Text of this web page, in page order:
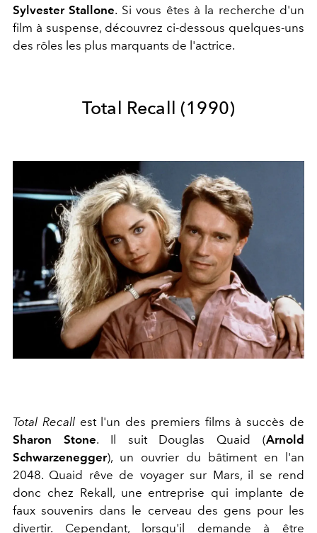
Sylvester Stallone. Si vous êtes à la recherche d'un
film à suspense, découvrez ci-dessous quelques-uns
des rôles les plus marquants de l'actrice.
Total Recall (1990)
Total Recall est l'un des premiers films à succès de
Sharon Stone. Il suit Douglas Quaid (Arnold
Schwarzenegger), un ouvrier du bâtiment en l'an
2048. Quaid rêve de voyager sur Mars, il se rend
donc chez Rekall, une entreprise qui implante de
faux souvenirs dans le cerveau des gens pour les
divertir. Cependant, lorsqu'il demande à être